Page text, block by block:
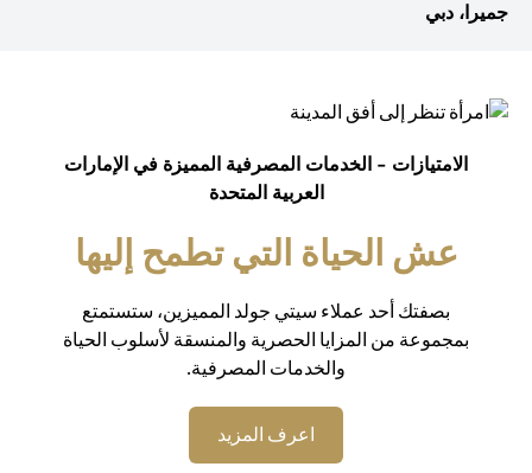
جميرا، دبي
الامتيازات - الخدمات المصرفية المميزة في الإمارات
العربية المتحدة
عش الحياة التي تطمح إليها
بصفتك أحد عملاء سيتي جولد المميزين، ستستمتع
بمجموعة من المزايا الحصرية والمنسقة لأسلوب الحياة
والخدمات المصرفية.
اعرف المزيد